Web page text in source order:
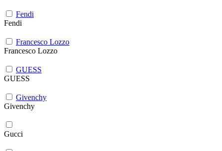
Fendi
Fendi
Francesco Lozzo
Francesco Lozzo
GUESS
GUESS
Givenchy
Givenchy
Gucci